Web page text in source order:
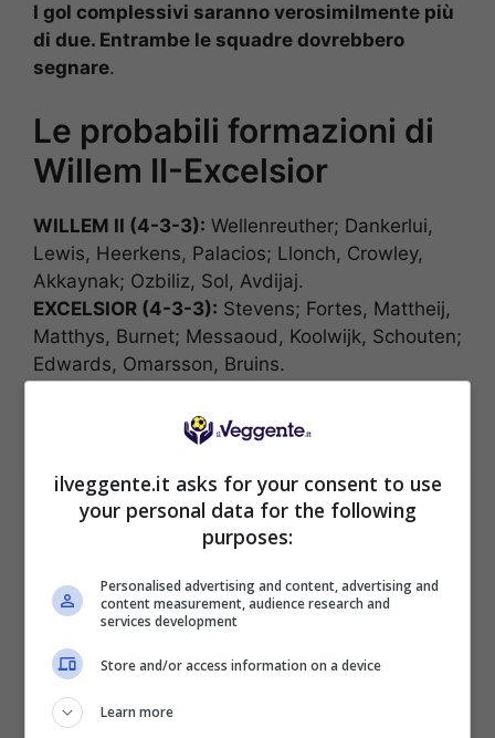
I gol complessivi saranno verosimilmente più
di due. Entrambe le squadre dovrebbero
segnare.
Le probabili formazioni di
Willem II-Excelsior
WILLEM II (4-3-3): Wellenreuther; Dankerlui,
Lewis, Heerkens, Palacios; Llonch, Crowley,
Akkaynak; Ozbiliz, Sol, Avdijaj.
EXCELSIOR (4-3-3): Stevens; Fortes, Mattheij,
Matthys, Burnet; Messaoud, Koolwijk, Schouten;
Edwards, Omarsson, Bruins.
PROBABILE RISULTATO: 2-2
BONUS SPORTBET: 100€ SUBITO
Bonus 50€ SENZA deposito + fino a 50€ di
rimborso
Bonus 50€ senza deposito sport + fino a 50€ di
bonus rimborso sul primo deposito
ilveggente.it asks for your consent to use
your personal data for the following
purposes:
Personalised advertising and content, advertising and
content measurement, audience research and
services development
Store and/or access information on a device
Learn more